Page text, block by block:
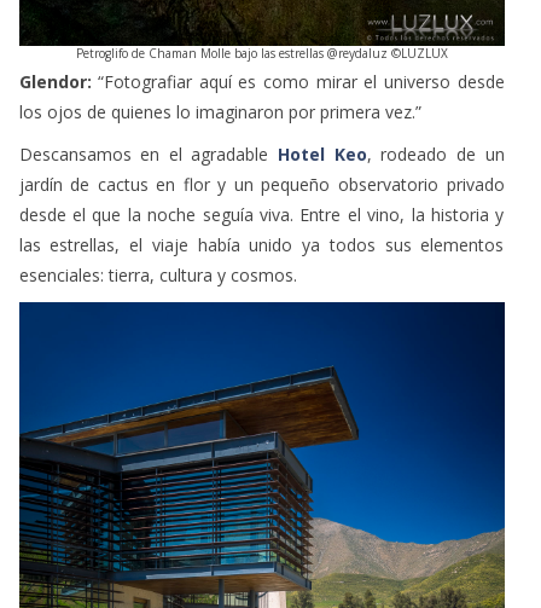
Petroglifo de Chaman Molle bajo las estrellas @reydaluz ©LUZLUX
Glendor:
“Fotografiar aquí es como mirar el universo desde
los ojos de quienes lo imaginaron por primera vez.”
Descansamos en el agradableHotel Keo, rodeado de un
desde el que la noche seguía viva. Entre el vino, la historia y
las estrellas, el viaje había unido ya todos sus elementos
esenciales: tierra, cultura y cosmos.